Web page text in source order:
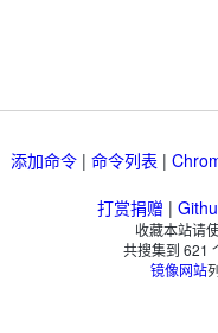
添加命令 | 命令列表 |
打赏捐赠 |
收藏本站请
共搜集到 621
镜像网站